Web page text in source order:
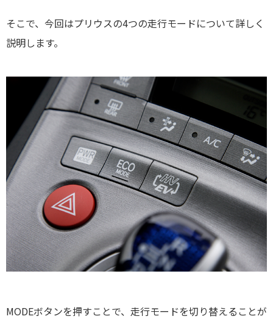
そこで、今回はプリウスの4つの走行モードについて詳しく
説明します。
MODEボタンを押すことで、走行モードを切り替えることが